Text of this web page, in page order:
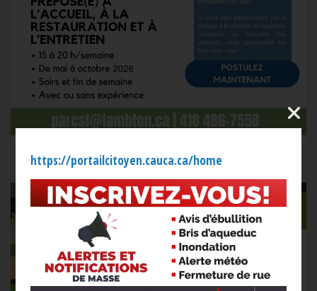
https://portailcitoyen.cauca.ca/home